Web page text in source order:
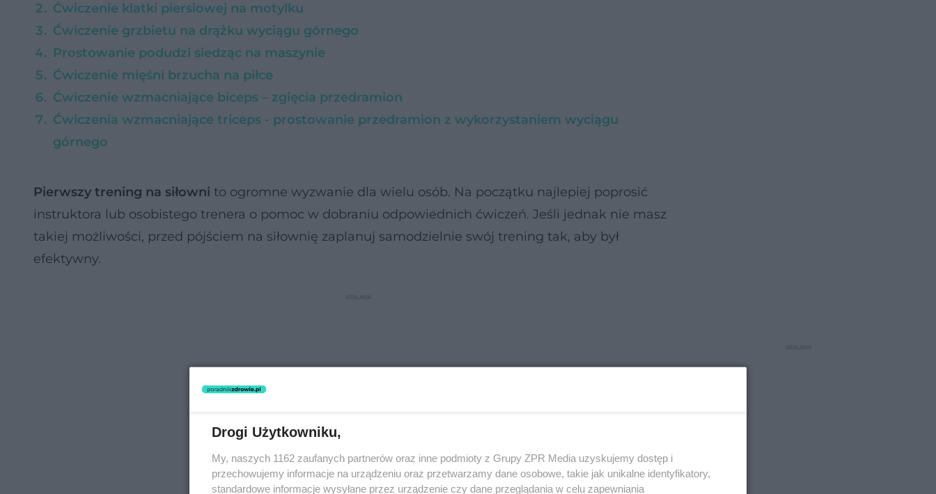
Ćwiczenie klatki piersiowej na motylku
Ćwiczenie grzbietu na drążku wyciągu górnego
Prostowanie podudzi siedząc na maszynie
Ćwiczenie mięśni brzucha na piłce
Ćwiczenie wzmacniające biceps – zgięcia przedramion
Ćwiczenia wzmacniające triceps - prostowanie przedramion z wykorzystaniem wyciągu
górnego
Pierwszy trening na siłowni to ogromne wyzwanie dla wielu osób. Na początku najlepiej poprosić
instruktora lub osobistego trenera o pomoc w dobraniu odpowiednich ćwiczeń. Jeśli jednak nie masz
takiej możliwości, przed pójściem na siłownię zaplanuj samodzielnie swój trening tak, aby był
efektywny.
Drogi Użytkowniku,
My, naszych 1162 zaufanych partnerów oraz inne podmioty z Grupy ZPR Media uzyskujemy dostęp i
przechowujemy informacje na urządzeniu oraz przetwarzamy dane osobowe, takie jak unikalne identyfikatory,
standardowe informacje wysyłane przez urządzenie czy dane przeglądania w celu zapewniania